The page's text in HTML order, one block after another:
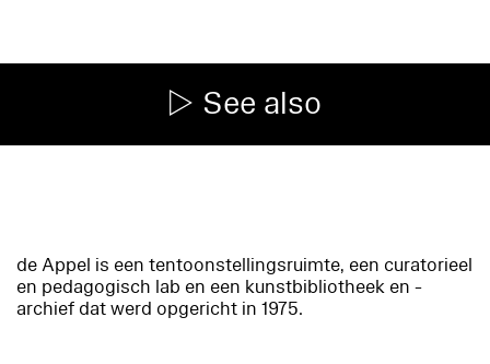
See also
de Appel is een tentoonstellingsruimte, een curatorieel
en pedagogisch lab en een kunstbibliotheek en -
archief dat werd opgericht in 1975.